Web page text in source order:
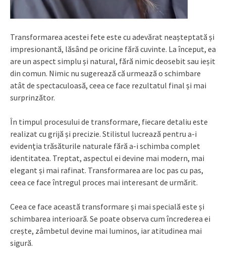
Transformarea acestei fete este cu adevărat neașteptată și
impresionantă, lăsând pe oricine fără cuvinte. La început, ea
are un aspect simplu și natural, fără nimic deosebit sau ieșit
din comun. Nimic nu sugerează că urmează o schimbare
atât de spectaculoasă, ceea ce face rezultatul final și mai
surprinzător.
În timpul procesului de transformare, fiecare detaliu este
realizat cu grijă și precizie. Stilistul lucrează pentru a-i
evidenția trăsăturile naturale fără a-i schimba complet
identitatea. Treptat, aspectul ei devine mai modern, mai
elegant și mai rafinat. Transformarea are loc pas cu pas,
ceea ce face întregul proces mai interesant de urmărit.
Ceea ce face această transformare și mai specială este și
schimbarea interioară. Se poate observa cum încrederea ei
crește, zâmbetul devine mai luminos, iar atitudinea mai
sigură.